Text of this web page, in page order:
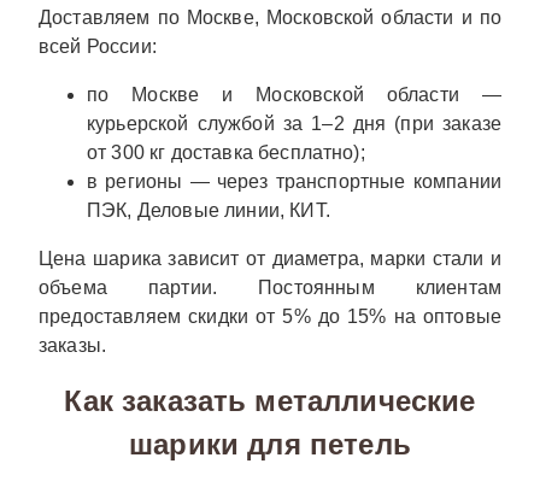
Доставляем по Москве, Московской области и по
всей России:
по Москве и Московской области —
курьерской службой за 1–2 дня (при заказе
от 300 кг доставка бесплатно);
в регионы — через транспортные компании
ПЭК, Деловые линии, КИТ.
Цена шарика зависит от диаметра, марки стали и
объема партии. Постоянным клиентам
предоставляем скидки от 5% до 15% на оптовые
заказы.
Как заказать металлические
шарики для петель